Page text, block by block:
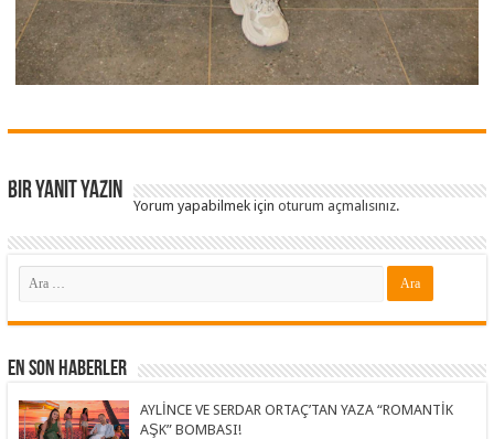
Bir yanıt yazın
Yorum yapabilmek içinoturum açmalısınız.
En Son Haberler
AYLİNCE VE SERDAR ORTAÇ’TAN YAZA “ROMANTİK
AŞK” BOMBASI!